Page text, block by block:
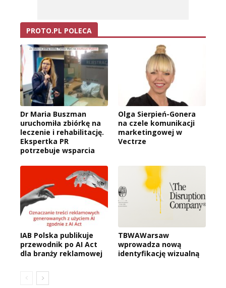
PROTO.PL POLECA
Dr Maria Buszman
uruchomiła zbiórkę na
leczenie i rehabilitację.
Ekspertka PR
potrzebuje wsparcia
Olga Sierpień-Gonera
na czele komunikacji
marketingowej w
Vectrze
IAB Polska publikuje
przewodnik po AI Act
dla branży reklamowej
TBWAWarsaw
wprowadza nową
identyfikację wizualną